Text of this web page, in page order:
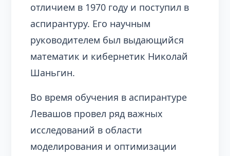
отличием в 1970 году и поступил в
аспирантуру. Его научным
руководителем был выдающийся
математик и кибернетик Николай
Шаньгин.
Во время обучения в аспирантуре
Левашов провел ряд важных
исследований в области
моделирования и оптимизации